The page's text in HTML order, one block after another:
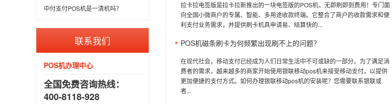
中付支付POS机是一清机吗？
联系我们
POS机办理中心
全国免费咨询热线：
400-8118-928
拉卡拉电签版是拉卡拉新推出的一块电签版的POS机，无即刷即到费用！专门面
向全国小微商户的专属、智能、多用途收款终端。它整合了商户的收款需求和便
利支付业务需求，并提供刷卡机具申请易、结算快的...
POS机磁条刷卡为何频繁出现刷不上的问题？
在现代社会，移动支付已经成为人们日常生活中不可或缺的一部分。为了满足消
费者的需求，越来越多的商家开始使用银联移动pos机来接受移动支付，以提供
更加便捷的支付方式。如何办理银联移动pos机的安装呢？您需要联系银联或
者...